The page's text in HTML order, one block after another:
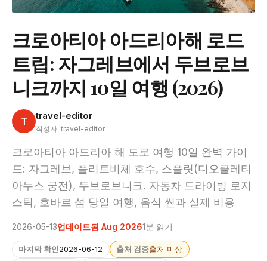
크로아티아 아드리아해 로드
트립: 자그레브에서 두브로브
니크까지 10일 여행 (2026)
T travel-editor
작성자: travel-editor
크로아티아 아드리아 해 도로 여행 10일 완벽 가이
드: 자그레브, 플리트비체 호수, 스플릿(디오클레티
아누스 궁전), 두브로브니크. 자동차 드라이빙 로지
스틱, 흐바르 섬 당일 여행, 음식 씬과 실제 비용
2026-05-13업데이트됨 Aug 20261분 읽기
마지막 확인2026-06-12 출처 검증출처 미상